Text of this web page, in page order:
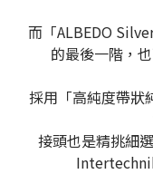
而「ALBEDO
的最後一階，
採用「高純度帶狀
接頭也是精挑細